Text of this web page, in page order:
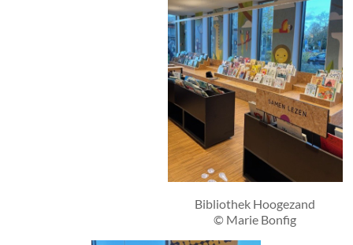
Bibliothek Hoogezand
© Marie Bonfig